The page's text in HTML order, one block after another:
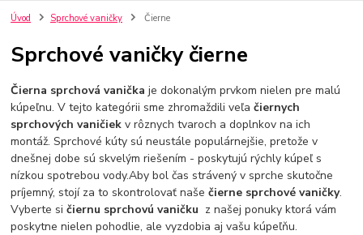
Úvod Sprchové vaničky Čierne
Sprchové vaničky čierne
Čierna sprchová vanička je dokonalým prvkom nielen pre malú
kúpeľnu. V tejto kategórii sme zhromaždili veľačiernych
sprchových vaničiek v rôznych tvaroch a doplnkov na ich
montáž. Sprchové kúty sú neustále populárnejšie, pretože v
dnešnej dobe sú skvelým riešením - poskytujú rýchly kúpeľ s
nízkou spotrebou vody.Aby bol čas strávený v sprche skutočne
príjemný, stojí za to skontrolovať našečierne sprchové vaničky.
Vyberte sičiernu sprchovú vaničku z našej ponuky ktorá vám
poskytne nielen pohodlie, ale vyzdobia aj vašu kúpeľňu.